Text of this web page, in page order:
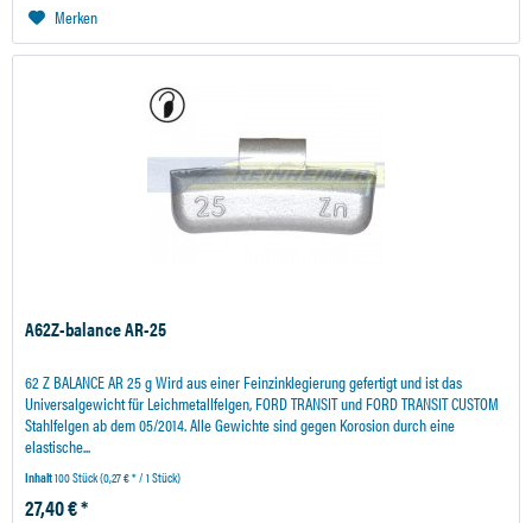
Merken
A62Z-balance AR-25
62 Z BALANCE AR 25 g Wird aus einer Feinzinklegierung gefertigt und ist das
Universalgewicht für Leichmetallfelgen, FORD TRANSIT und FORD TRANSIT CUSTOM
Stahlfelgen ab dem 05/2014. Alle Gewichte sind gegen Korosion durch eine
elastische...
Inhalt100 Stück(0,27 € * / 1 Stück)
27,40 € *